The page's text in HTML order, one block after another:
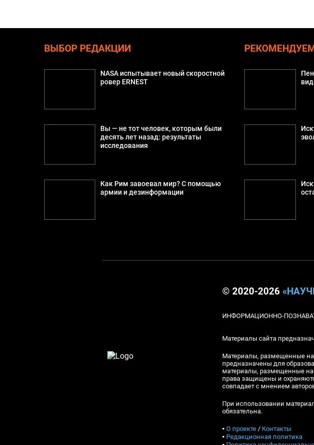
ВЫБОР РЕДАКЦИИ
NASA испытывает новый скоростной
ровер ERNEST
Вы — не тот человек, которым были
десять лет назад: результаты
исследования
Как Рим завоевал мир? С помощью
армии и дезинформации
© 2020-2026
ИНФОРМАЦИОННО-
Материалы сайта
Материалы, размещенные на
предназначены для
материалы, размещенные на
права защищены и
совпадает с мнением
При использовании
обязательна.
▪ О проекте/ Контакты
▪ Редакционная политика